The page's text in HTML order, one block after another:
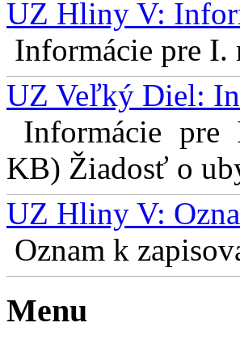
UZ Hliny V:
Informácie pre I.
UZ Veľký Diel:
Informácie
KB) Žiadosť o
UZ Hliny V:
Oznam k
Menu